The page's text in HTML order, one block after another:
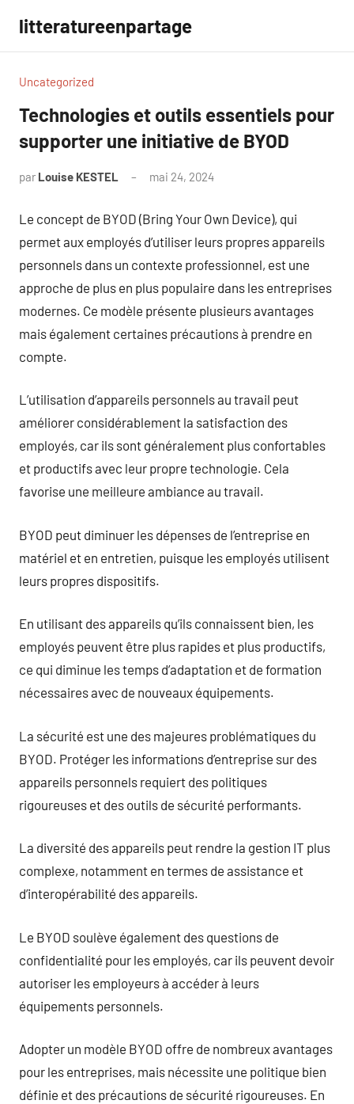
contenu
litteratureenpartage
Uncategorized
Technologies et outils essentiels pour
supporter une initiative de BYOD
par Louise KESTEL mai 24, 2024
Le concept de BYOD (Bring Your Own Device), qui
permet aux employés d’utiliser leurs propres appareils
personnels dans un contexte professionnel, est une
approche de plus en plus populaire dans les entreprises
modernes. Ce modèle présente plusieurs avantages
mais également certaines précautions à prendre en
compte.
L’utilisation d’appareils personnels au travail peut
améliorer considérablement la satisfaction des
employés, car ils sont généralement plus confortables
et productifs avec leur propre technologie. Cela
favorise une meilleure ambiance au travail.
BYOD peut diminuer les dépenses de l’entreprise en
matériel et en entretien, puisque les employés utilisent
leurs propres dispositifs.
En utilisant des appareils qu’ils connaissent bien, les
employés peuvent être plus rapides et plus productifs,
ce qui diminue les temps d’adaptation et de formation
nécessaires avec de nouveaux équipements.
La sécurité est une des majeures problématiques du
BYOD. Protéger les informations d’entreprise sur des
appareils personnels requiert des politiques
rigoureuses et des outils de sécurité performants.
La diversité des appareils peut rendre la gestion IT plus
complexe, notamment en termes de assistance et
d’interopérabilité des appareils.
Le BYOD soulève également des questions de
confidentialité pour les employés, car ils peuvent devoir
autoriser les employeurs à accéder à leurs
équipements personnels.
Adopter un modèle BYOD offre de nombreux avantages
pour les entreprises, mais nécessite une politique bien
définie et des précautions de sécurité rigoureuses. En